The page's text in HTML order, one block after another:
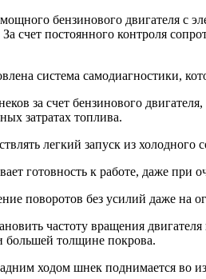
бензинового двигателя с
счет постоянного контроля
система самодиагностики,
за счет бензинового
затратах топлива.
легкий запуск из
готовность к работе, даже при
поворотов без усилий даже на
частоту вращения
большей толщине покрова.
ходом шнек поднимается во